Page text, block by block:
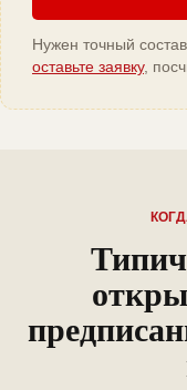
Нужен точный
оставьте заявку,